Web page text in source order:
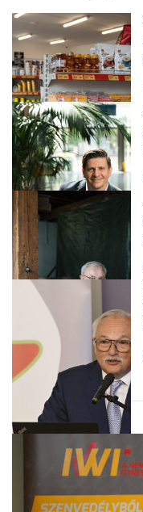
Makro
TÁMOGATÓI
TARTALOM
Családi
vállalkozások
Befektetés